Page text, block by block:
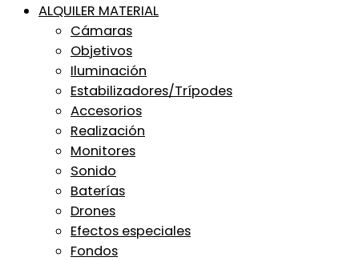
ALQUILER MATERIAL
Cámaras
Objetivos
Iluminación
Estabilizadores/Trípodes
Accesorios
Realización
Monitores
Sonido
Baterías
Drones
Efectos especiales
Fondos